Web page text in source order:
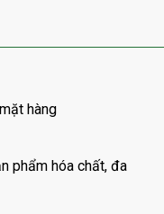
hàng
phẩm hóa chất, đa